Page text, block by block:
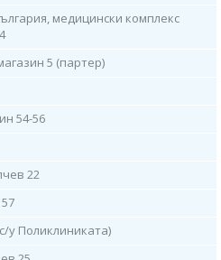
77
понеделник до петък/
р Васил Караконовски” 1
понеделник до петък/
Туранджа” 49 (до болница
понеделник до петък/
20
медицински комплекс
5 (партер)
54-56
22
у Поликлиниката)